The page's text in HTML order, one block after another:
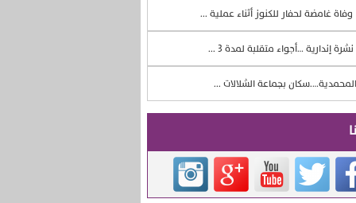
وفاة غامضة لحفار للكنوز أثناء عملية ...
نشرة إندارية …أجواء متقلبة لمدة 3 ...
بجماعة الشلالات ...